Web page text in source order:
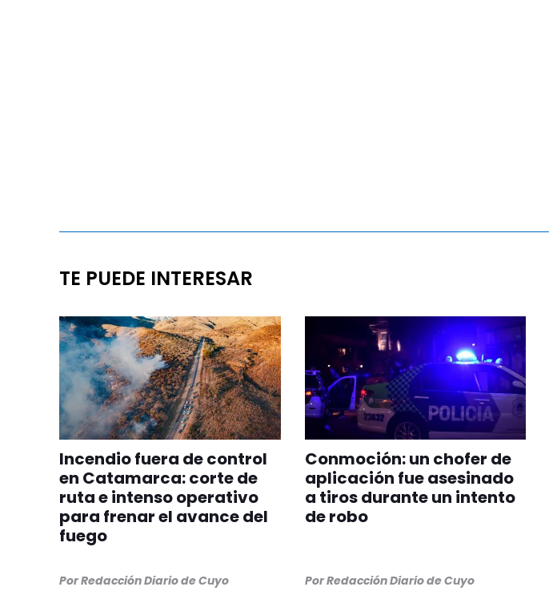
TE PUEDE INTERESAR
Incendio fuera de control
en Catamarca: corte de
ruta e intenso operativo
para frenar el avance del
fuego
PorRedacción Diario de Cuyo
Conmoción: un chofer de
aplicación fue asesinado
a tiros durante un intento
de robo
PorRedacción Diario de Cuyo